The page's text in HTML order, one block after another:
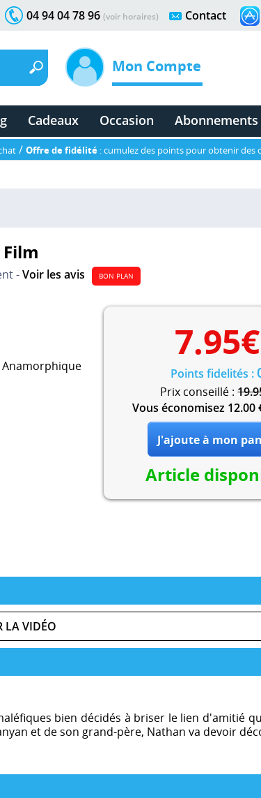
Contact
04 94 04 78 96 (voir horaires)
Mon Compte
Cadeaux Occasion Abonnements
/ Offre de fidélité : cumulez des points pour obtenir des
-Voir les avis BON PLAN
Anamorphique
7.95€
Points fidelités :
Prix conseillé :
Vous économisez 12.00
Article
LA VIDÉO
bien décidés à briser le lien d'amitié
et de son grand-père, Nathan va devoir